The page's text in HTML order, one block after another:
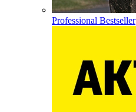
Professional Bestseller